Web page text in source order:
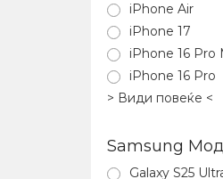
iPhone Air
iPhone 17
iPhone 16 Pro
iPhone 16 Pro
> Види повеќе <
Samsung
Galaxy S25